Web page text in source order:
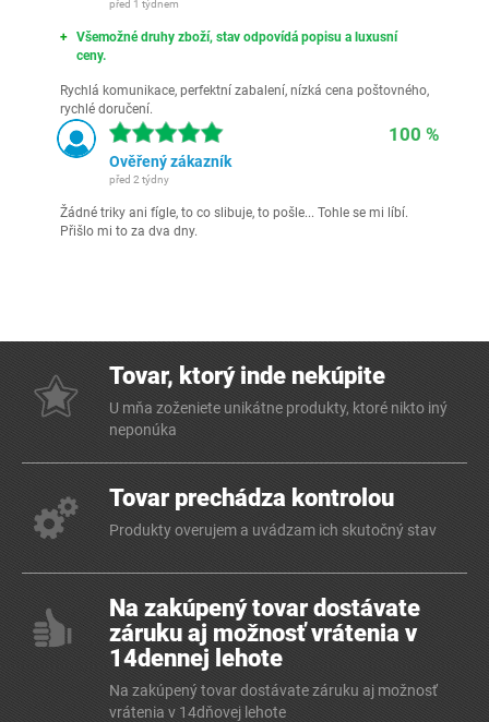
před 1 týdnem
Všemožné druhy zboží, stav odpovídá popisu a luxusní
ceny.
Rychlá komunikace, perfektní zabalení, nízká cena poštovného,
rychlé doručení.
100 %
Ověřený zákazník
před 2 týdny
Žádné triky ani fígle, to co slibuje, to pošle... Tohle se mi líbí.
Přišlo mi to za dva dny.
Tovar, ktorý inde nekúpite
U mňa zoženiete unikátne produkty, ktoré nikto iný
neponúka
Tovar prechádza kontrolou
Produkty overujem a uvádzam ich skutočný stav
Na zakúpený tovar dostávate
záruku aj možnosť vrátenia v
14dennej lehote
Na zakúpený tovar dostávate záruku aj možnosť
vrátenia v 14dňovej lehote